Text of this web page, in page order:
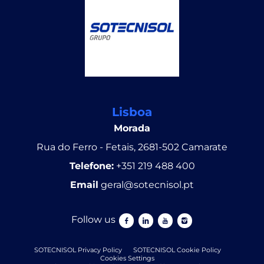
Lisboa
Morada
Rua do Ferro - Fetais, 2681-502 Camarate
Telefone:+351 219 488 400
Email geral@sotecnisol.pt
Follow us Follow us facebook
Follow us linkedin
Follow us youtube
Follow us instagram
SOTECNISOL Privacy Policy
SOTECNISOL Cookie Policy
Cookies Settings